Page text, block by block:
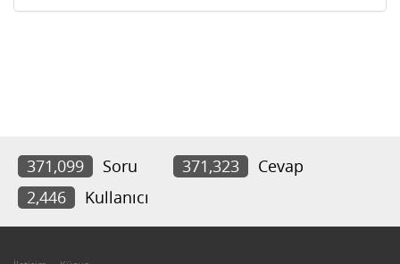
371,099 Soru 371,323
Cevap
2,446
Kullanıcı